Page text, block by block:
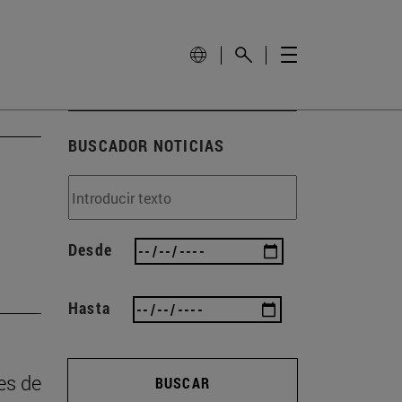
de
BUSCADOR NOTICIAS
Desde
Hasta
BUSCAR